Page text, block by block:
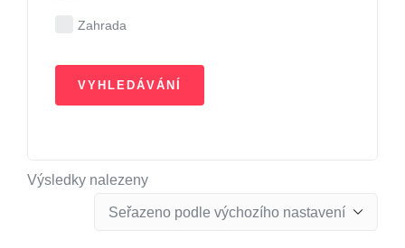
Zahrada
Výsledky nalezeny